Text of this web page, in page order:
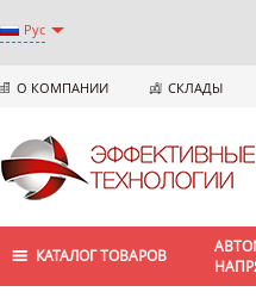
Рус
О КОМПАНИИ СКЛАДЫ
КАТАЛОГ ТОВАРОВ